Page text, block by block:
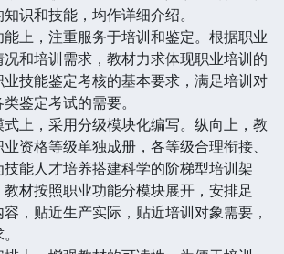
识和技能，均作详细介绍。
，注重服务于培训和鉴定。根据职业
和培训需求，教材力求体现职业培训的
技能鉴定考核的基本要求，满足培训对
鉴定考试的需要。
，采用分级模块化编写。纵向上，教
资格等级单独成册，各等级合理衔接、
能人才培养搭建科学的阶梯型培训架
材按照职业功能分模块展开，安排足
，贴近生产实际，贴近培训对象需要，